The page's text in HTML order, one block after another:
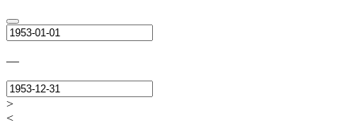
—
>
<